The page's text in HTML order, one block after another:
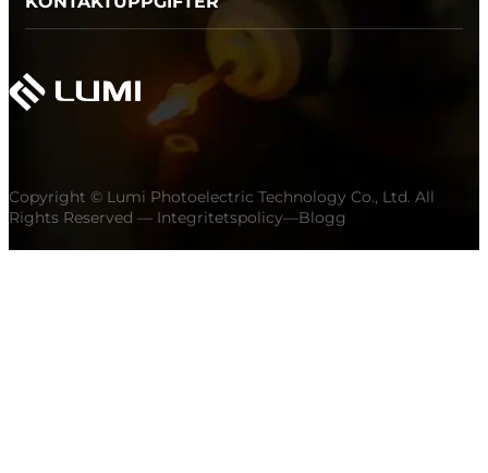
Copyright © Lumi Photoelectric Technology Co., Ltd. All
Rights Reserved — Integritetspolicy—Blogg